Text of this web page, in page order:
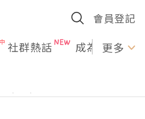
會員登記
社群熱話 成為U更多